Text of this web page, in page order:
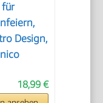
für
Design,
18,99 €